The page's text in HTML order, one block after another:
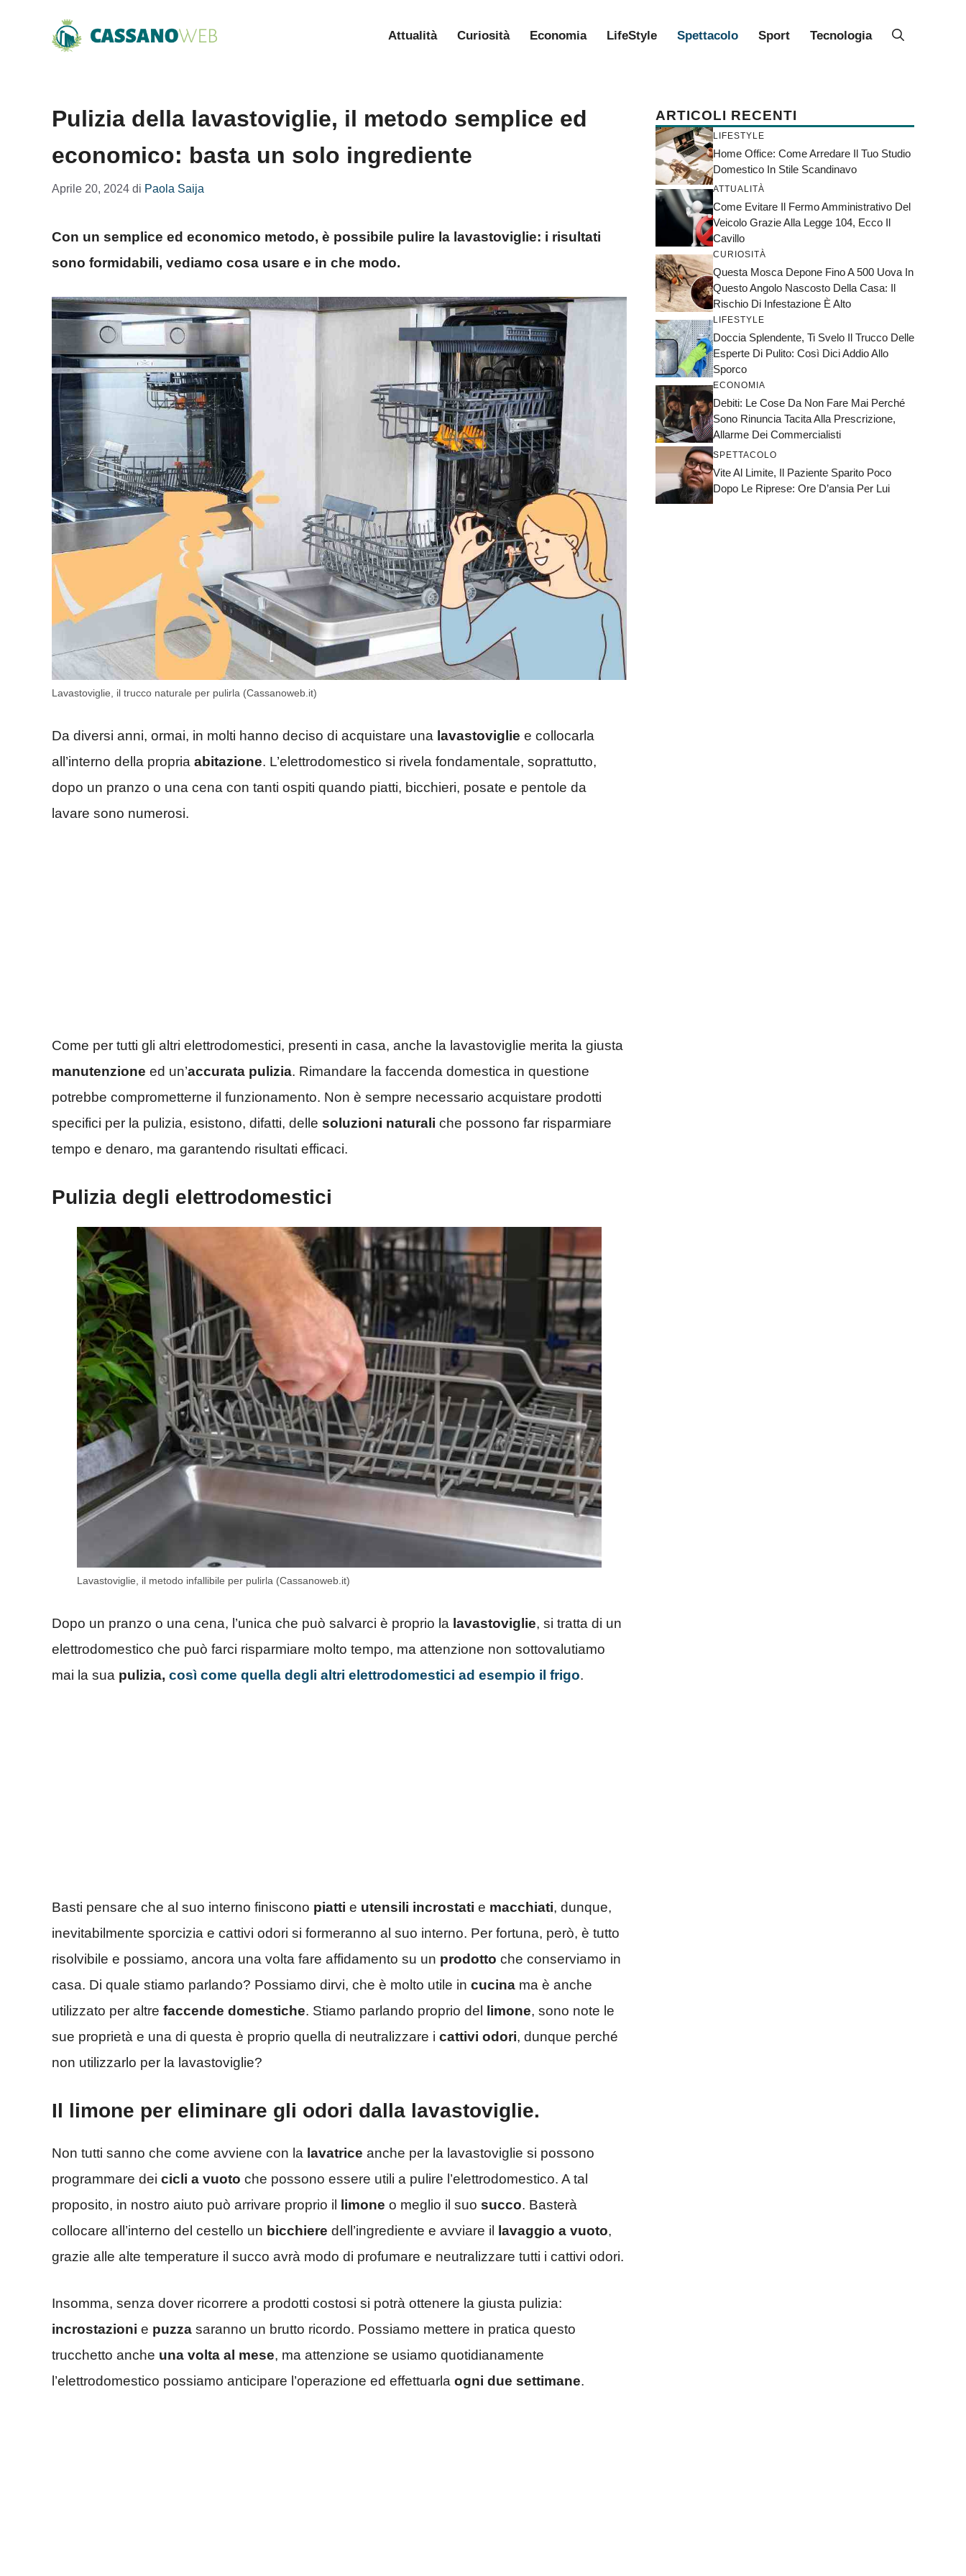
Attualità Curiosità Economia LifeStyle Spettacolo Sport Tecnologia
Pulizia della lavastoviglie, il metodo semplice ed
economico: basta un solo ingrediente
Aprile 20, 2024 di Paola Saija
Con un semplice ed economico metodo, è possibile pulire la lavastoviglie: i risultati
sono formidabili, vediamo cosa usare e in che modo.
Lavastoviglie, il trucco naturale per pulirla (Cassanoweb.it)
Da diversi anni, ormai, in molti hanno deciso di acquistare una lavastoviglie e collocarla
all’interno della propria abitazione. L’elettrodomestico si rivela fondamentale, soprattutto,
dopo un pranzo o una cena con tanti ospiti quando piatti, bicchieri, posate e pentole da
lavare sono numerosi.
Come per tutti gli altri elettrodomestici, presenti in casa, anche la lavastoviglie merita la giusta
manutenzione ed un’accurata pulizia. Rimandare la faccenda domestica in questione
potrebbe comprometterne il funzionamento. Non è sempre necessario acquistare prodotti
specifici per la pulizia, esistono, difatti, delle soluzioni naturali che possono far risparmiare
tempo e denaro, ma garantendo risultati efficaci.
Pulizia degli elettrodomestici
Lavastoviglie, il metodo infallibile per pulirla (Cassanoweb.it)
Dopo un pranzo o una cena, l’unica che può salvarci è proprio la lavastoviglie, si tratta di un
elettrodomestico che può farci risparmiare molto tempo, ma attenzione non sottovalutiamo
mai la sua pulizia, così come quella degli altri elettrodomestici ad esempio il frigo.
Basti pensare che al suo interno finiscono piatti e utensili incrostati e macchiati, dunque,
inevitabilmente sporcizia e cattivi odori si formeranno al suo interno. Per fortuna, però, è tutto
risolvibile e possiamo, ancora una volta fare affidamento su un prodotto che conserviamo in
casa. Di quale stiamo parlando? Possiamo dirvi, che è molto utile in cucina ma è anche
utilizzato per altre faccende domestiche. Stiamo parlando proprio del limone, sono note le
sue proprietà e una di questa è proprio quella di neutralizzare i cattivi odori, dunque perché
non utilizzarlo per la lavastoviglie?
Il limone per eliminare gli odori dalla lavastoviglie.
Non tutti sanno che come avviene con la lavatrice anche per la lavastoviglie si possono
programmare dei cicli a vuoto che possono essere utili a pulire l’elettrodomestico. A tal
proposito, in nostro aiuto può arrivare proprio il
limone o meglio il suo succo. Basterà
collocare all’interno del cestello un bicchiere dell’ingrediente e avviare il lavaggio a vuoto,
grazie alle alte temperature il succo avrà modo di profumare e neutralizzare tutti i cattivi odori.
Insomma, senza dover ricorrere a prodotti costosi si potrà ottenere la giusta pulizia:
incrostazioni e puzza saranno un brutto ricordo. Possiamo mettere in pratica questo
trucchetto anche una volta al mese, ma attenzione se usiamo quotidianamente
l’elettrodomestico possiamo anticipare l’operazione ed effettuarla ogni due settimane.
ARTICOLI RECENTI
LIFESTYLE
Home Office: Come Arredare Il Tuo Studio
Domestico In Stile Scandinavo
ATTUALITÀ
Come Evitare Il Fermo Amministrativo Del
Veicolo Grazie Alla Legge 104, Ecco Il
Cavillo
CURIOSITÀ
Questa Mosca Depone Fino A 500 Uova In
Questo Angolo Nascosto Della Casa: Il
Rischio Di Infestazione È Alto
LIFESTYLE
Doccia Splendente, Ti Svelo Il Trucco Delle
Esperte Di Pulito: Così Dici Addio Allo
Sporco
ECONOMIA
Debiti: Le Cose Da Non Fare Mai Perché
Sono Rinuncia Tacita Alla Prescrizione,
Allarme Dei Commercialisti
SPETTACOLO
Vite Al Limite, Il Paziente Sparito Poco
Dopo Le Riprese: Ore D’ansia Per Lui